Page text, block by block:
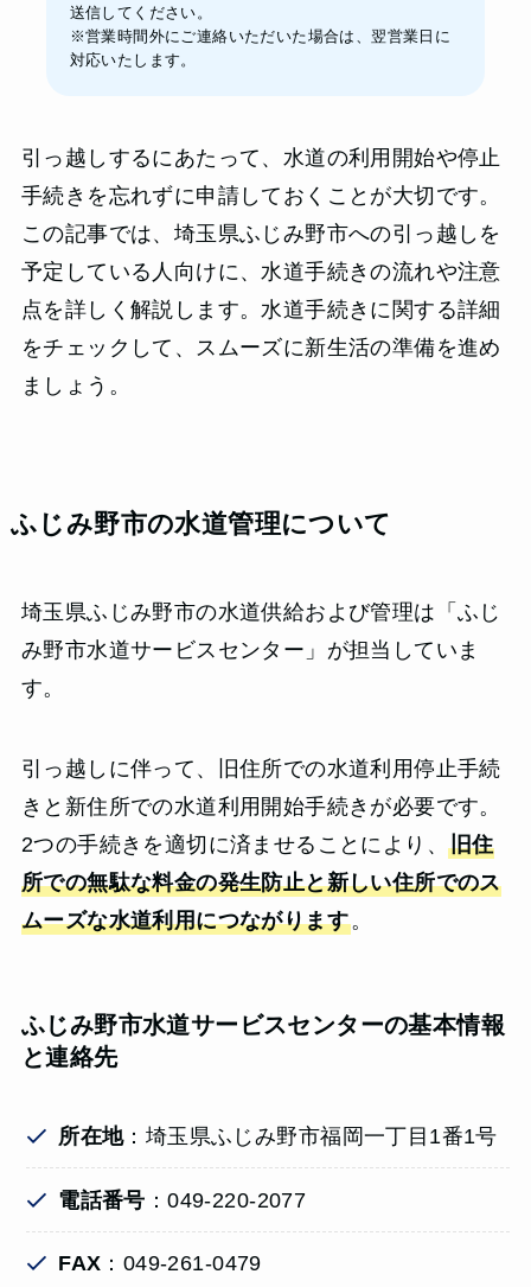
送信してください。
※営業時間外にご連絡いただいた場合は、翌営業日に
対応いたします。
引っ越しするにあたって、水道の利用開始や停止
手続きを忘れずに申請しておくことが大切です。
この記事では、埼玉県ふじみ野市への引っ越しを
予定している人向けに、水道手続きの流れや注意
点を詳しく解説します。水道手続きに関する詳細
をチェックして、スムーズに新生活の準備を進め
ましょう。
ふじみ野市の水道管理について
埼玉県ふじみ野市の水道供給および管理は「ふじ
み野市水道サービスセンター」が担当していま
す。
引っ越しに伴って、旧住所での水道利用停止手続
きと新住所での水道利用開始手続きが必要です。
2つの手続きを適切に済ませることにより、 旧住
所での無駄な料金の発生防止と新しい住所でのス
ムーズな水道利用につながります。
ふじみ野市水道サービスセンターの基本情報
と連絡先
所在地：埼玉県ふじみ野市福岡一丁目1番1号
電話番号 ：049-220-2077
FAX ：049-261-0479